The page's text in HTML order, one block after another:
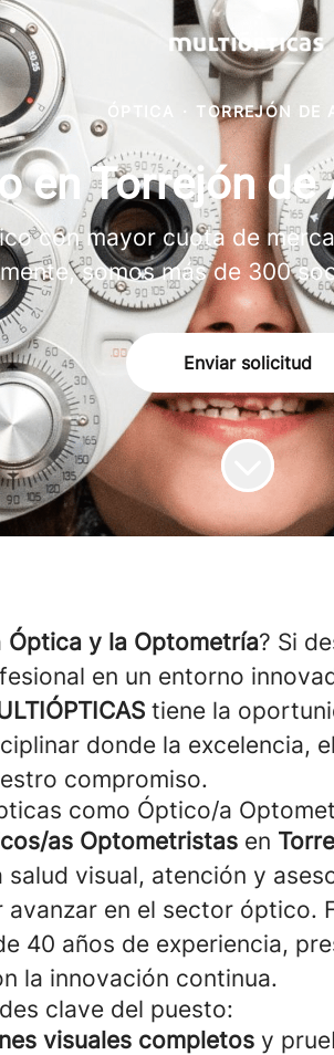
· TORREJÓN DE
en Torrejón
con mayor cuota de
somos más de 300
Enviar solicitud
Óptica y la Optometría? Si
en un entorno
tiene la
donde la excelencia,
compromiso.
como Óptico/a
as Optometristas en
visual, atención y
avanzar en el sector óptico.
40 años de experiencia,
la innovación continua.
clave del puesto:
visuales completos y